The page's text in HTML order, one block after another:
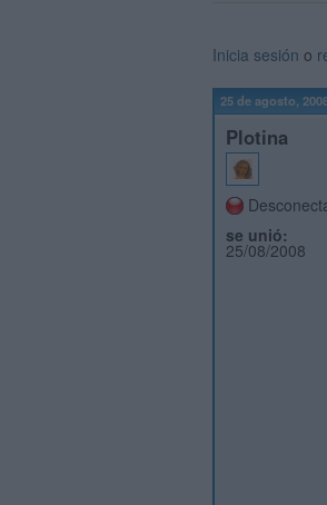
Inicia sesión o
25 de agosto,
Plotina
se unió:
25/08/2008